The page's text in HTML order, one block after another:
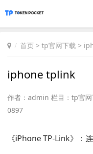
首页 > tp官网下载 >
iphone tplink
作者：admin 栏目： tp官
0897
《iPhone TP-Link》：